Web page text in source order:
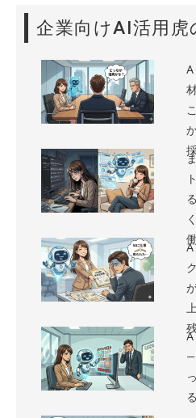
企業向けAI活用虎